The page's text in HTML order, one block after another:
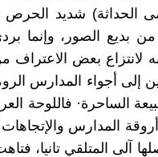
الحداثة) شديد الحرص
بديع الصور، وإنما
لانتزاع بعض الاعتراف
إلى أجواء المدارس
الساحرة· فاللوحة
المدارس والإتجاهات
آلى المتلقي تانيا،